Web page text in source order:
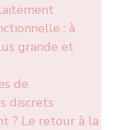
: à
grande et
de
discrets
? Le retour à la